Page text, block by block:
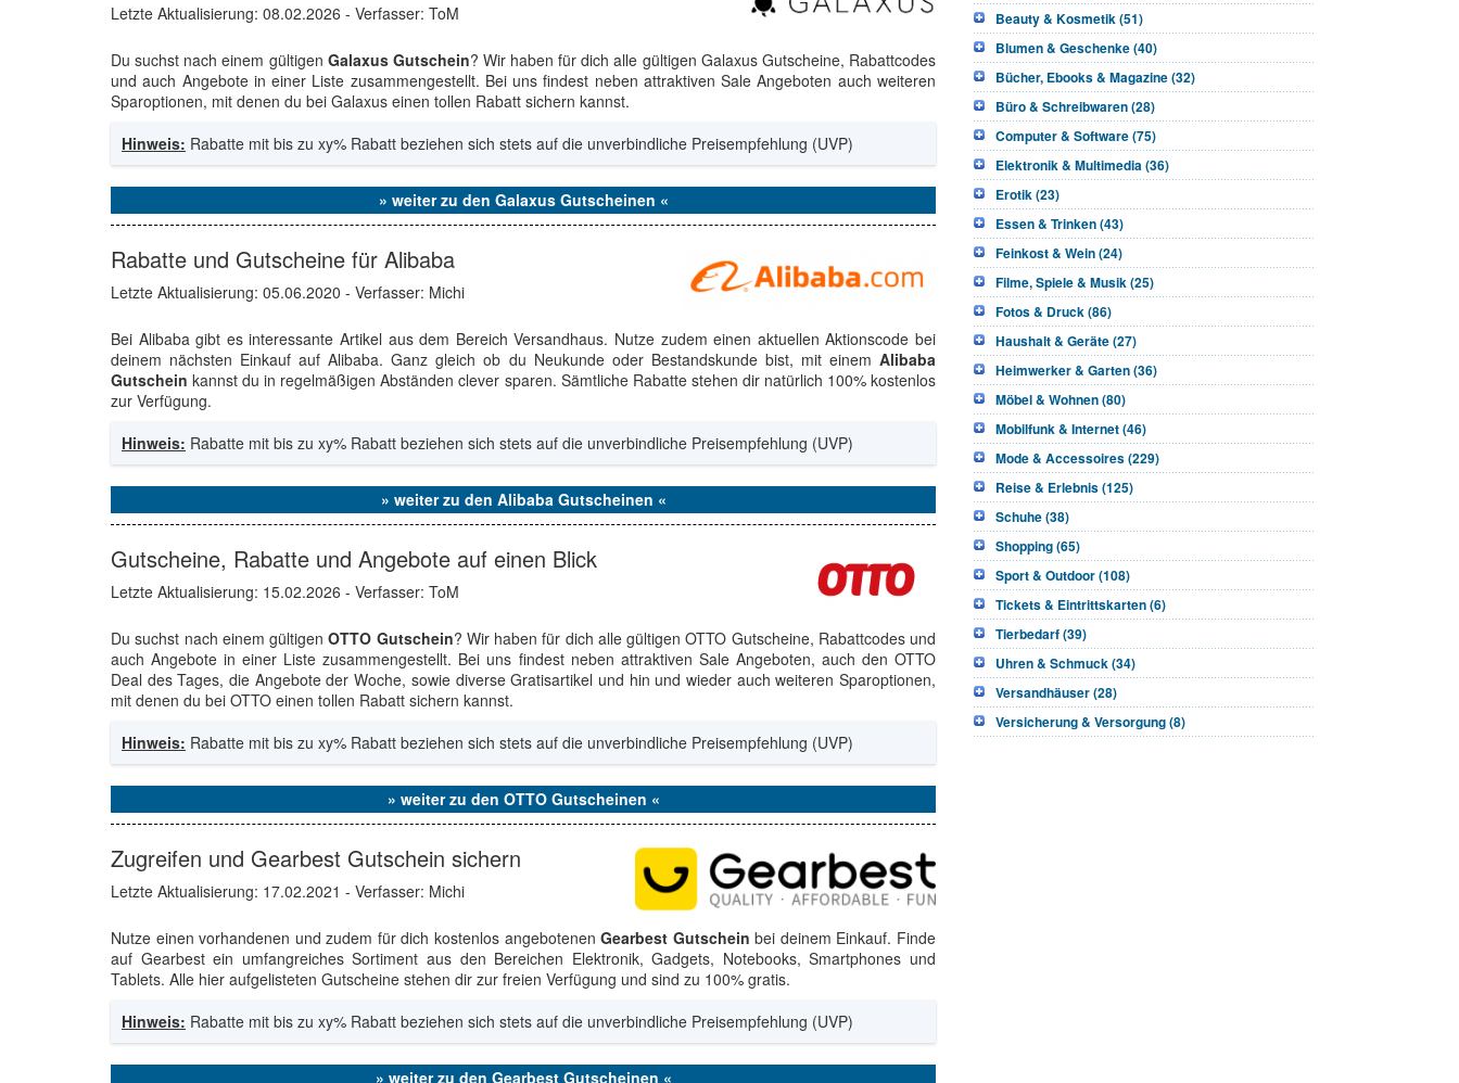
Letzte Aktualisierung: 08.02.2026 - Verfasser: ToM
Du suchst nach einem gültigen Galaxus Gutschein? Wir haben für dich alle gültigen Galaxus Gutscheine, Rabattcodes
und auch Angebote in einer Liste zusammengestellt. Bei uns findest neben attraktiven Sale Angeboten auch weiteren
Sparoptionen, mit denen du bei Galaxus einen tollen Rabatt sichern kannst.
Hinweis: Rabatte mit bis zu xy% Rabatt beziehen sich stets auf die unverbindliche Preisempfehlung (UVP)
» weiter zu den Galaxus Gutscheinen «
Rabatte und Gutscheine für Alibaba
Letzte Aktualisierung: 05.06.2020 - Verfasser: Michi
Bei Alibaba gibt es interessante Artikel aus dem Bereich Versandhaus. Nutze zudem einen aktuellen Aktionscode bei
deinem nächsten Einkauf auf Alibaba. Ganz gleich ob du Neukunde oder Bestandskunde bist, mit einem Alibaba
Gutschein kannst du in regelmäßigen Abständen clever sparen. Sämtliche Rabatte stehen dir natürlich 100% kostenlos
zur Verfügung.
Hinweis: Rabatte mit bis zu xy% Rabatt beziehen sich stets auf die unverbindliche Preisempfehlung (UVP)
» weiter zu den Alibaba Gutscheinen «
Gutscheine, Rabatte und Angebote auf einen Blick
Letzte Aktualisierung: 15.02.2026 - Verfasser: ToM
Du suchst nach einem gültigenOTTO Gutschein? Wir haben für dich alle gültigen OTTO Gutscheine, Rabattcodes und
auch Angebote in einer Liste zusammengestellt. Bei uns findest neben attraktiven Sale Angeboten, auch den OTTO
Deal des Tages, die Angebote der Woche, sowie diverse Gratisartikel und hin und wieder auch weiteren Sparoptionen,
mit denen du bei OTTO einen tollen Rabatt sichern kannst.
Hinweis: Rabatte mit bis zu xy% Rabatt beziehen sich stets auf die unverbindliche Preisempfehlung (UVP)
» weiter zu den OTTO Gutscheinen «
Zugreifen und Gearbest Gutschein sichern
Letzte Aktualisierung: 17.02.2021 - Verfasser: Michi
Nutze einen vorhandenen und zudem für dich kostenlos angebotenenGearbest Gutschein bei deinem Einkauf. Finde
auf Gearbest ein umfangreiches Sortiment aus den Bereichen Elektronik, Gadgets, Notebooks, Smartphones und
Tablets. Alle hier aufgelisteten Gutscheine stehen dir zur freien Verfügung und sind zu 100% gratis.
Hinweis: Rabatte mit bis zu xy% Rabatt beziehen sich stets auf die unverbindliche Preisempfehlung (UVP)
» weiter zu den Gearbest Gutscheinen «
Beauty & Kosmetik (51)
Blumen & Geschenke (40)
Bücher, Ebooks & Magazine (32)
Büro & Schreibwaren (28)
Computer & Software (75)
Elektronik & Multimedia (36)
Erotik (23)
Essen & Trinken (43)
Feinkost & Wein (24)
Filme, Spiele & Musik (25)
Fotos & Druck (86)
Haushalt & Geräte (27)
Heimwerker & Garten (36)
Möbel & Wohnen (80)
Mobilfunk & Internet (46)
Mode & Accessoires (229)
Reise & Erlebnis (125)
Schuhe (38)
Shopping (65)
Sport & Outdoor (108)
Tickets & Eintrittskarten (6)
Tierbedarf (39)
Uhren & Schmuck (34)
Versandhäuser (28)
Versicherung & Versorgung (8)